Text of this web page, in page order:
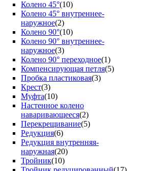
Колено 45°(10)
Колено 45° внутреннее-
наружное(2)
Колено 90°(10)
Колено 90° внутреннее-
наружное(3)
Колено 90° переходное(1)
Компенсирующая петля(5)
Пробка пластиковая(3)
Крест(3)
Муфта(10)
Настенное колено
наваривающееся(2)
Перекрещивание(5)
Редукция(6)
Редукция внутренняя-
наружная(20)
Тройник(10)